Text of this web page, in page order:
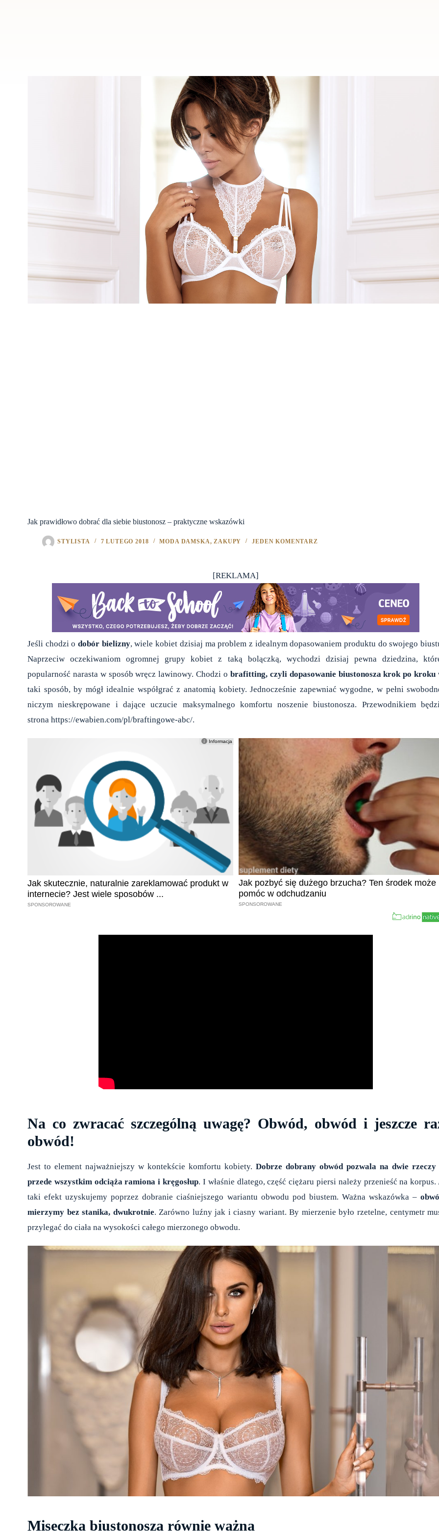
Jak prawidłowo dobrać dla siebie biustonosz – praktyczne wskazówki
STYLISTA 7 LUTEGO 2018 MODA DAMSKA,ZAKUPY JEDEN KOMENTARZ
[REKLAMA]
Jeśli chodzi odobór bielizny, wiele kobiet dzisiaj ma problem z idealnym dopasowaniem produktu do swojego
Naprzeciw oczekiwaniom ogromnej grupy kobiet z taką bolączką, wychodzi dzisiaj pewna dziedzina,
popularność narasta w sposób wręcz lawinowy. Chodzi o brafitting, czyli dopasowanie biustonosza krok po kroku
taki sposób, by mógł idealnie współgrać z anatomią kobiety. Jednocześnie zapewniać wygodne, w pełni
niczym nieskrępowane i dające uczucie maksymalnego komfortu noszenie biustonosza. Przewodnikiem
strona https://ewabien.com/pl/braftingowe-abc/.
Na co zwracać szczególną uwagę? Obwód, obwód i jeszcze
obwód!
Jest to element najważniejszy w kontekście komfortu kobiety.Dobrze dobrany obwód pozwala na dwie rzeczy
przede wszystkim odciąża ramiona i kręgosłup. I właśnie dlatego, część ciężaru piersi należy przenieść na korpus.
taki efekt uzyskujemy poprzez dobranie ciaśniejszego wariantu obwodu pod biustem. Ważna wskazówka –
mierzymy bez stanika, dwukrotnie. Zarówno luźny jak i ciasny wariant. By mierzenie było rzetelne, centymetr
przylegać do ciała na wysokości całego mierzonego obwodu.
Miseczka biustonosza równie ważna